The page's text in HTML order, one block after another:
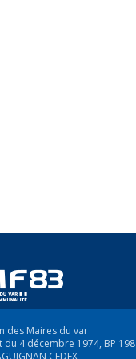
des Maires du var
du 4 décembre 1974, BP 198
CEDEX